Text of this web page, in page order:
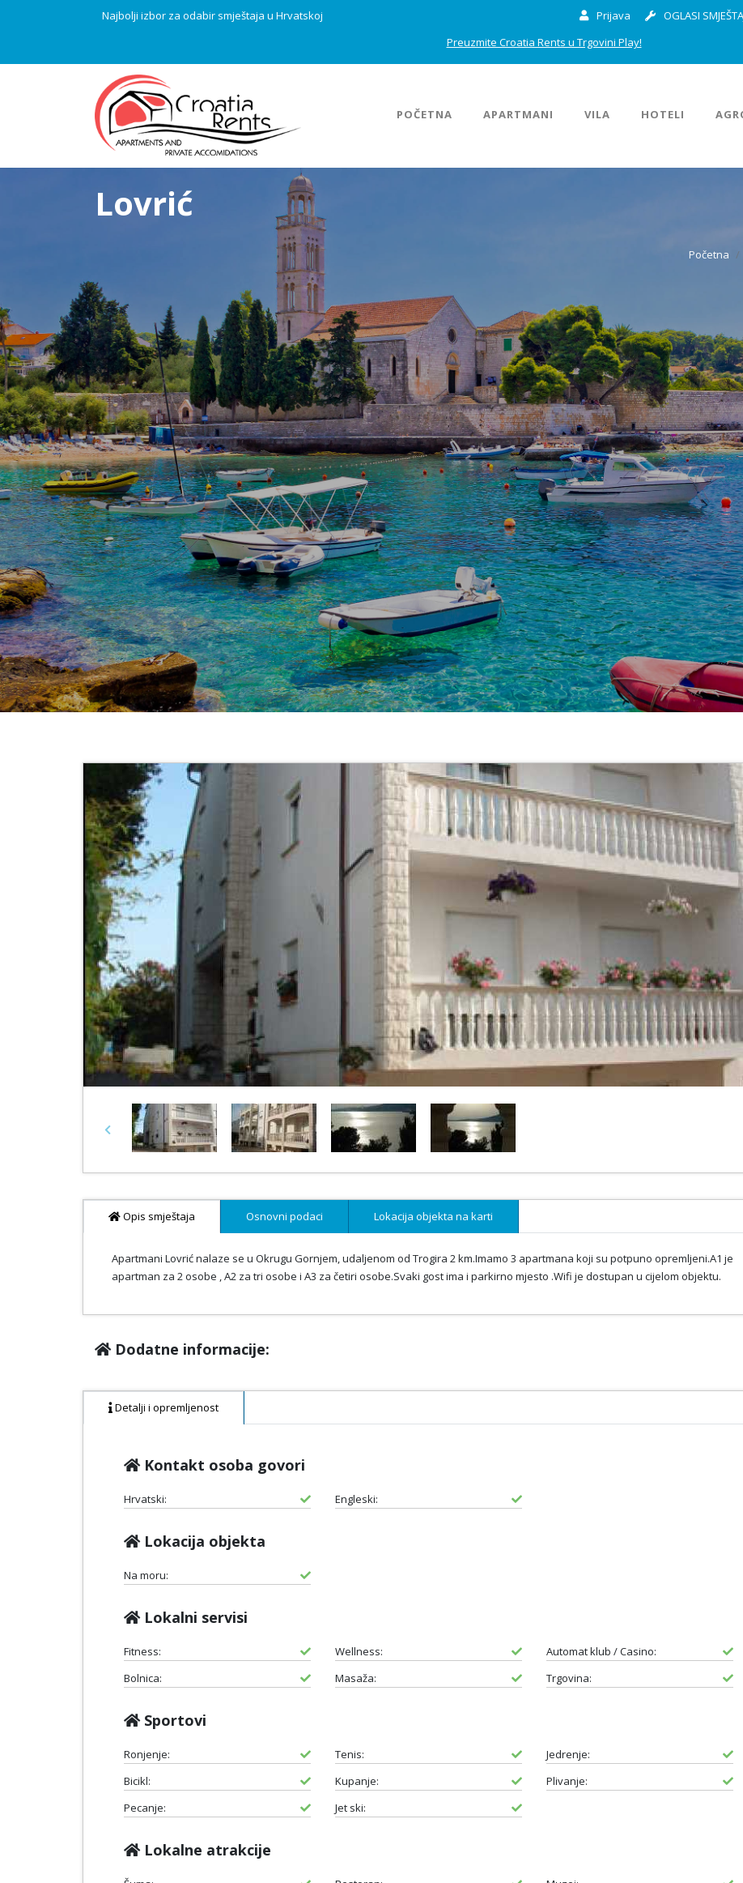
Najbolji izbor za odabir smještaja u Hrvatskoj Prijava OGLASI
Preuzmite Croatia Rents u Trgovini Play!
POČETNA APARTMANI VILA HOTELI
Lovrić
Početna
Previous
Opis smještaja Osnovni podaci Lokacija objekta na karti
Apartmani Lovrić nalaze se u Okrugu Gornjem, udaljenom od Trogira 2 km.Imamo 3 apartmana koji su potpuno opremljeni.A1 je
apartman za 2 osobe , A2 za tri osobe i A3 za četiri osobe.Svaki gost ima i parkirno mjesto .Wifi je dostupan u cijelom objektu.
Dodatne informacije:
Detalji i opremljenost
Kontakt osoba govori
Hrvatski: Engleski:
Lokacija objekta
Na moru:
Lokalni servisi
Fitness: Wellness:
Automat klub / Casino:
Bolnica:
Masaža: Trgovina:
Sportovi
Ronjenje: Tenis:
Jedrenje:
Bicikl:
Kupanje:
Plivanje:
Pecanje:
Jet ski:
Lokalne atrakcije